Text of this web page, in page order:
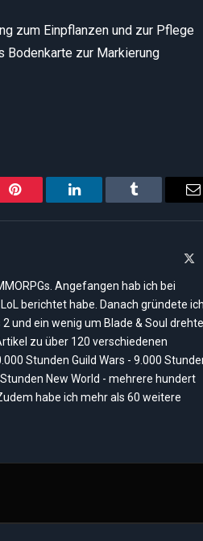
zum Einpflanzen und zur Pflege
Bodenkarte zur Markierung
Pinterest LinkedIn Tumblr
Angefangen hab ich bei
berichtet habe. Danach gründete ich
und ein wenig um Blade & Soul drehte.
zu über 120 verschiedenen
Stunden Guild Wars - 9.000
New World - mehrere hundert
habe ich mehr als 60 weitere